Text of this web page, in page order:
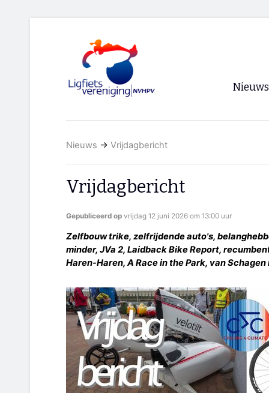
Nieuws
Nieuws → Vrijdagbericht
Vrijdagbericht
Gepubliceerd op vrijdag 12 juni 2026 om 13:00 uur
Zelfbouw trike, zelfrijdende auto's,
minder, JVa 2, Laidback Bike Report,
Haren-Haren, A Race in the Park, van